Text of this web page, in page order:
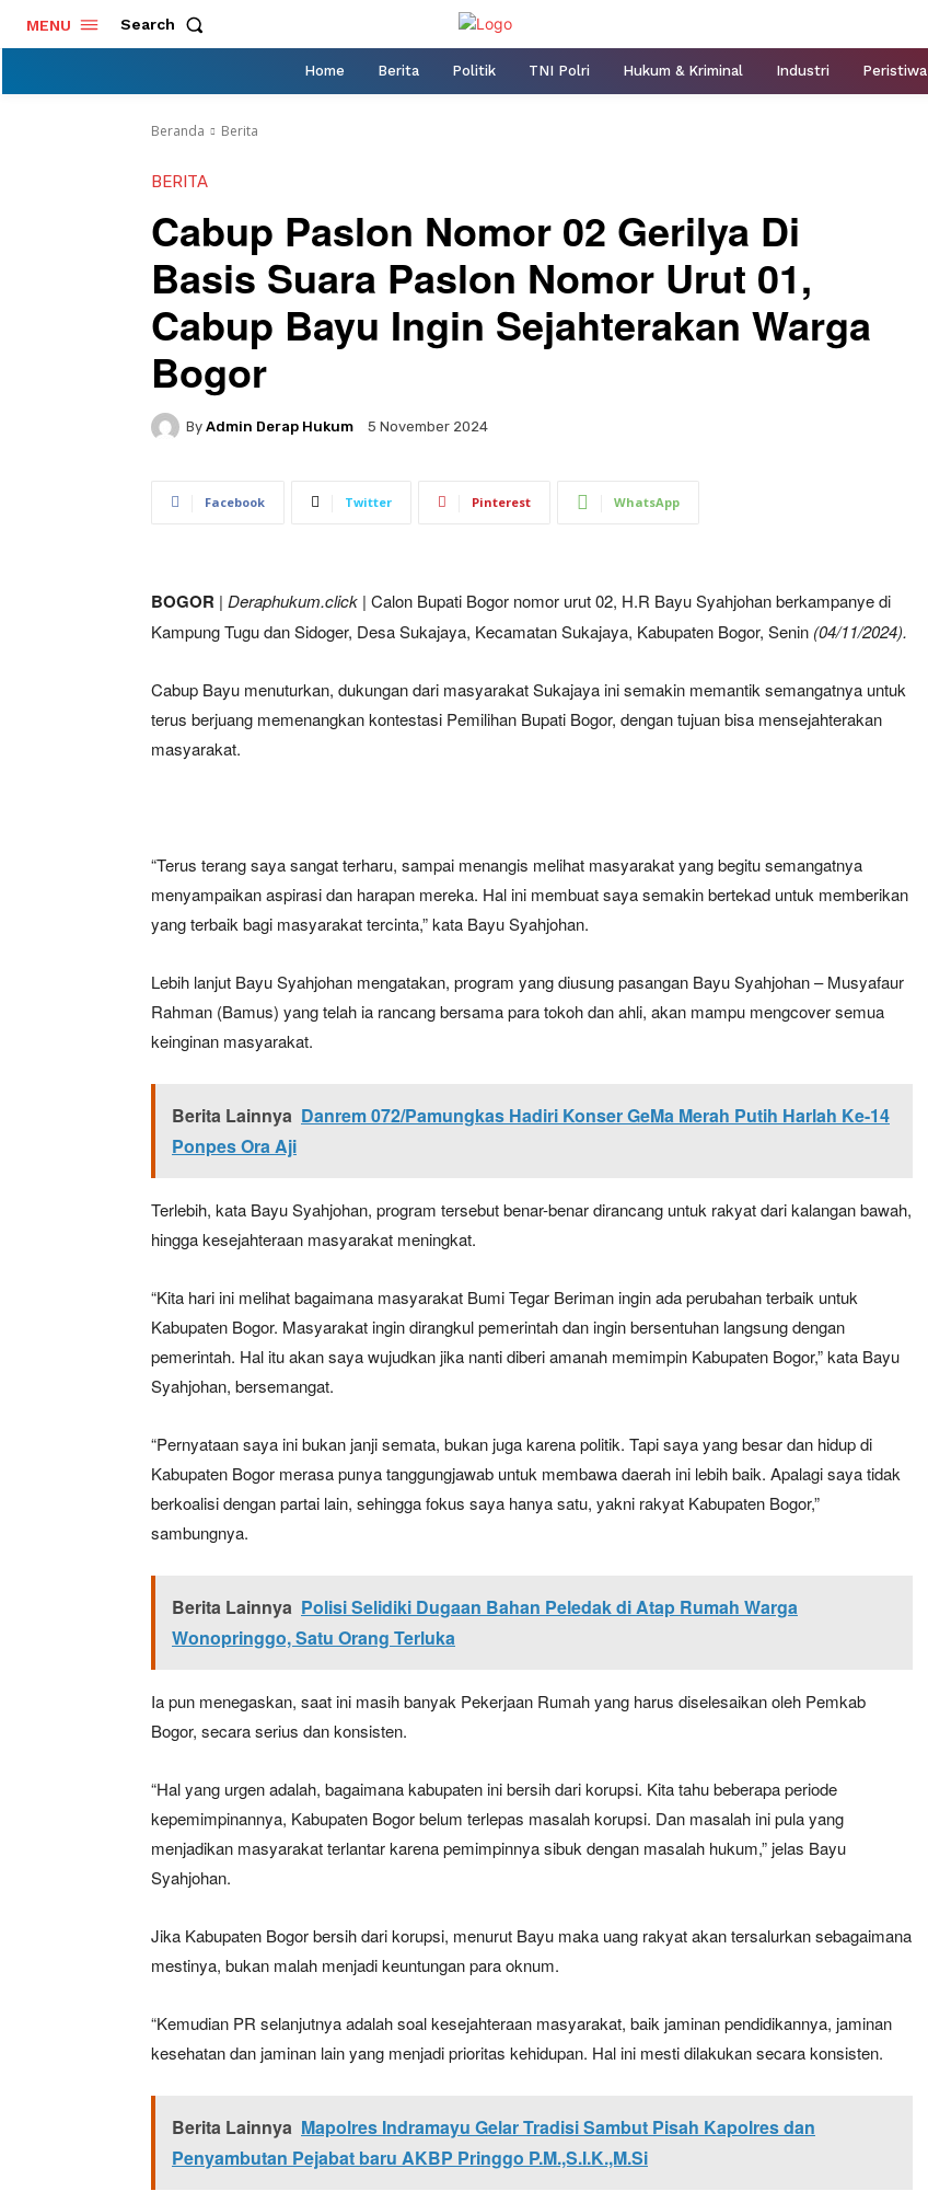
MENU Search
Home Berita Politik TNI Polri Hukum & Kriminal Industri Peristiwa
Beranda Berita
BERITA
Cabup Paslon Nomor 02 Gerilya Di
Basis Suara Paslon Nomor Urut 01,
Cabup Bayu Ingin Sejahterakan Warga
Bogor
By Admin Derap Hukum 5 November 2024
Facebook Twitter Pinterest WhatsApp
BOGOR | Deraphukum.click | Calon Bupati Bogor nomor urut 02, H.R Bayu Syahjohan berkampanye di
Kampung Tugu dan Sidoger, Desa Sukajaya, Kecamatan Sukajaya, Kabupaten Bogor, Senin (04/11/2024).
Cabup Bayu menuturkan, dukungan dari masyarakat Sukajaya ini semakin memantik semangatnya untuk
terus berjuang memenangkan kontestasi Pemilihan Bupati Bogor, dengan tujuan bisa mensejahterakan
masyarakat.
“Terus terang saya sangat terharu, sampai menangis melihat masyarakat yang begitu semangatnya
menyampaikan aspirasi dan harapan mereka. Hal ini membuat saya semakin bertekad untuk memberikan
yang terbaik bagi masyarakat tercinta,” kata Bayu Syahjohan.
Lebih lanjut Bayu Syahjohan mengatakan, program yang diusung pasangan Bayu Syahjohan – Musyafaur
Rahman (Bamus) yang telah ia rancang bersama para tokoh dan ahli, akan mampu mengcover semua
keinginan masyarakat.
Berita Lainnya Danrem 072/Pamungkas Hadiri Konser GeMa Merah Putih Harlah Ke-14
Ponpes Ora Aji
Terlebih, kata Bayu Syahjohan, program tersebut benar-benar dirancang untuk rakyat dari kalangan bawah,
hingga kesejahteraan masyarakat meningkat.
“Kita hari ini melihat bagaimana masyarakat Bumi Tegar Beriman ingin ada perubahan terbaik untuk
Kabupaten Bogor. Masyarakat ingin dirangkul pemerintah dan ingin bersentuhan langsung dengan
pemerintah. Hal itu akan saya wujudkan jika nanti diberi amanah memimpin Kabupaten Bogor,” kata Bayu
Syahjohan, bersemangat.
“Pernyataan saya ini bukan janji semata, bukan juga karena politik. Tapi saya yang besar dan hidup di
Kabupaten Bogor merasa punya tanggungjawab untuk membawa daerah ini lebih baik. Apalagi saya tidak
berkoalisi dengan partai lain, sehingga fokus saya hanya satu, yakni rakyat Kabupaten Bogor,”
sambungnya.
Berita Lainnya Polisi Selidiki Dugaan Bahan Peledak di Atap Rumah Warga
Wonopringgo, Satu Orang Terluka
Ia pun menegaskan, saat ini masih banyak Pekerjaan Rumah yang harus diselesaikan oleh Pemkab
Bogor, secara serius dan konsisten.
“Hal yang urgen adalah, bagaimana kabupaten ini bersih dari korupsi. Kita tahu beberapa periode
kepemimpinannya, Kabupaten Bogor belum terlepas masalah korupsi. Dan masalah ini pula yang
menjadikan masyarakat terlantar karena pemimpinnya sibuk dengan masalah hukum,” jelas Bayu
Syahjohan.
Jika Kabupaten Bogor bersih dari korupsi, menurut Bayu maka uang rakyat akan tersalurkan sebagaimana
mestinya, bukan malah menjadi keuntungan para oknum.
“Kemudian PR selanjutnya adalah soal kesejahteraan masyarakat, baik jaminan pendidikannya, jaminan
kesehatan dan jaminan lain yang menjadi prioritas kehidupan. Hal ini mesti dilakukan secara konsisten.
Berita Lainnya Mapolres Indramayu Gelar Tradisi Sambut Pisah Kapolres dan
Penyambutan Pejabat baru AKBP Pringgo P.M.,S.I.K.,M.Si